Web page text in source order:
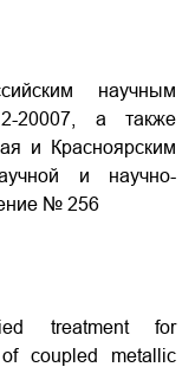
научным
20007, а также
и Красноярским
и научно-
№ 256
treatment for
coupled metallic